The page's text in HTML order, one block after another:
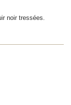
noir tressées.